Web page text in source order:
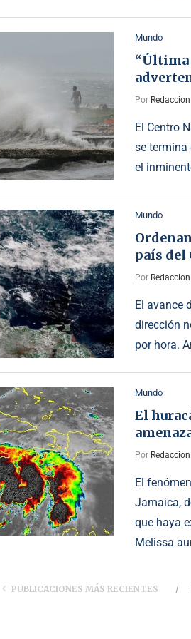
Mundo
“Última
Por
El Centro
se termina
el
Mundo
país del
Por
El avance
dirección
por hora.
Mundo
El
Por
El
Jamaica,
que haya
Melissa
PUBLICACIONES MÁS RECIENTES